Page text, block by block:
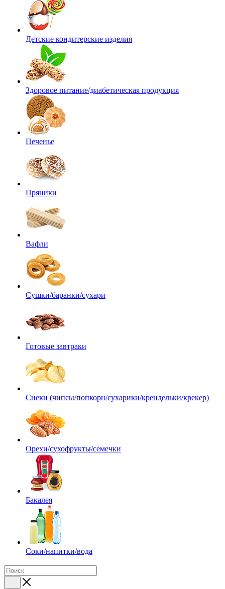
Детские кондитерские изделия
Здоровое питание/диабетическая продукция
Печенье
Пряники
Вафли
Сушки/баранки/сухари
Готовые завтраки
Снеки (чипсы/попкорн/сухарики/крендельки/крекер)
Орехи/сухофрукты/семечки
Бакалея
Соки/напитки/вода